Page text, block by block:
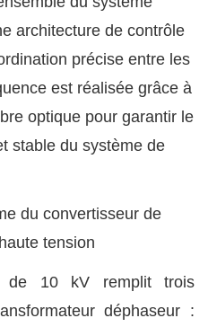
architecture de contrôle
précise entre les
est réalisée grâce à
optique pour garantir le
stable du système de
du convertisseur de
tension
de 10 kV remplit trois
déphaseur :